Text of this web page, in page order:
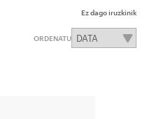
Ez dago iruzkinik
ORDENATU